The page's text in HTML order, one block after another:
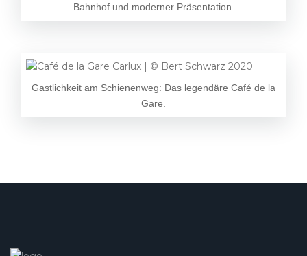
Bahnhof und moderner Präsentation.
Gastlichkeit am Schienenweg: Das legendäre Café de la
Gare.